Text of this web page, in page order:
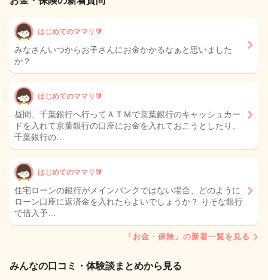
はじめてのママリ🔰
みなさんいつからお子さんにお金かかるなぁと思いました
か？
はじめてのママリ🔰
昼間、千葉銀行へ行ってＡＴＭで京葉銀行のキャッシュカー
ドを入れて京葉銀行の口座にお金を入れておこうとしたり、
千葉銀行の…
はじめてのママリ🔰
住宅ローンの銀行がメインバンクではない場合、どのように
ローン口座に返済金を入れたらよいでしょうか？ りそな銀行
で借入予…
「お金・保険」の新着一覧を見る
みんなの口コミ・体験談まとめから見る